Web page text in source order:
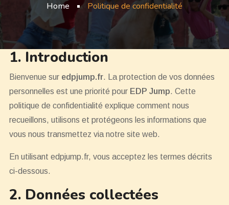
Home Politique de confidentialité
1. Introduction
Bienvenue sur edpjump.fr. La protection de vos données
personnelles est une priorité pour EDP Jump. Cette
politique de confidentialité explique comment nous
recueillons, utilisons et protégeons les informations que
vous nous transmettez via notre site web.
En utilisant edpjump.fr, vous acceptez les termes décrits
ci-dessous.
2. Données collectées